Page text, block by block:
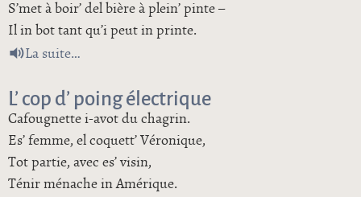
S’met à boir’ del bière à plein’ pinte –
Il in bot tant qu’i peut in printe.
La suitede Cafougnette in Amérique
L’ cop d’ poing électrique
Cafougnette i-avot du chagrin.
Es’ femme, el coquett’ Véronique,
Tot partie, avec es’ visin,
Ténir ménache in Amérique.